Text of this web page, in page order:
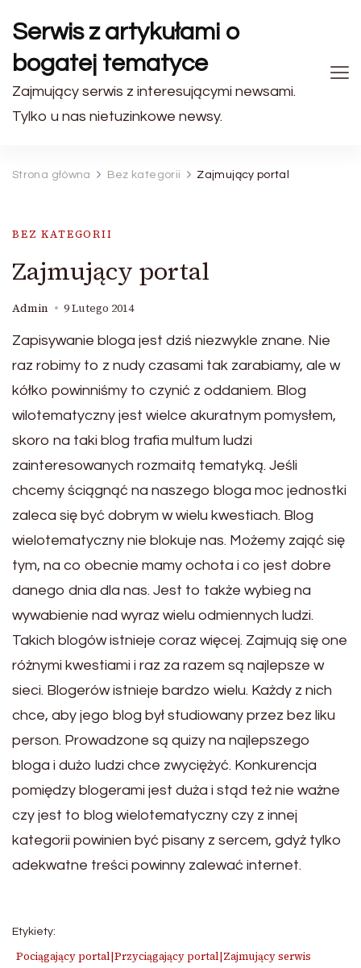
Serwis z artykułami o
bogatej tematyce
Zajmujący serwis z interesującymi newsami.
Tylko u nas nietuzinkowe newsy.
Strona główna Bez kategorii Zajmujący portal
BEZ KATEGORII
Zajmujący portal
Admin 9 Lutego 2014
Zapisywanie bloga jest dziś niezwykle znane. Nie
raz robimy to z nudy czasami tak zarabiamy, ale w
kółko powinniśmy to czynić z oddaniem. Blog
wilotematyczny jest wielce akuratnym pomysłem,
skoro na taki blog trafia multum ludzi
zainteresowanych rozmaitą tematyką. Jeśli
chcemy ściągnąć na naszego bloga moc jednostki
zaleca się być dobrym w wielu kwestiach. Blog
wielotematyczny nie blokuje nas. Możemy zająć się
tym, na co obecnie mamy ochota i co jest dobre
danego dnia dla nas. Jest to także wybieg na
wywabienie nad wyraz wielu odmiennych ludzi.
Takich blogów istnieje coraz więcej. Zajmują się one
różnymi kwestiami i raz za razem są najlepsze w
sieci. Blogerów istnieje bardzo wielu. Każdy z nich
chce, aby jego blog był studiowany przez bez liku
person. Prowadzone są quizy na najlepszego
bloga i dużo ludzi chce zwyciężyć. Konkurencja
pomiędzy blogerami jest duża i stąd też nie ważne
czy jest to blog wielotematyczny czy z innej
kategorii powinien być pisany z sercem, gdyż tylko
adekwatne treści powinny zalewać internet.
Etykiety:
Pociągający portal|Przyciągający portal|Zajmujący serwis